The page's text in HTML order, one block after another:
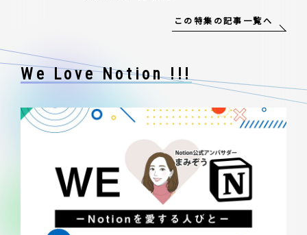
この特集の記事一覧へ
We Love Notion !!!